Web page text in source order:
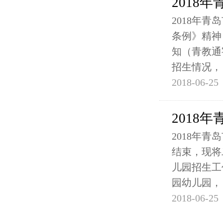
2018年青
条例》精
知（青教
招生情况，
2018-06-25
2018年
2018年青
结束，现
儿园招生
园幼儿园，
2018-06-25